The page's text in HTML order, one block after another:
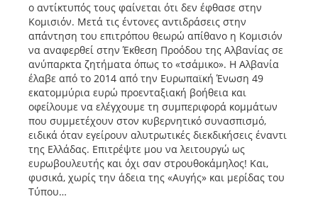
ο αντίκτυπός τους φαίνεται ότι δεν έφθασε στην
Κομισιόν. Μετά τις έντονες αντιδράσεις στην
απάντηση του επιτρόπου θεωρώ απίθανο η Κομισιόν
να αναφερθεί στην Έκθεση Προόδου της Αλβανίας σε
ανύπαρκτα ζητήματα όπως το «τσάμικο». Η Αλβανία
έλαβε από το 2014 από την Ευρωπαϊκή Ένωση 49
εκατομμύρια ευρώ προενταξιακή βοήθεια και
οφείλουμε να ελέγχουμε τη συμπεριφορά κομμάτων
που συμμετέχουν στον κυβερνητικό συνασπισμό,
ειδικά όταν εγείρουν αλυτρωτικές διεκδικήσεις έναντι
της Ελλάδας. Επιτρέψτε μου να λειτουργώ ως
ευρωβουλευτής και όχι σαν στρουθοκάμηλος! Και,
φυσικά, χωρίς την άδεια της «Αυγής» και μερίδας του
Τύπου…